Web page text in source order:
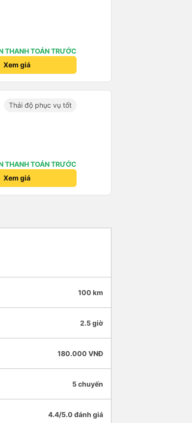
THANH TOÁN TRƯỚC
Xem giá
Thái độ phục vụ tốt
THANH TOÁN TRƯỚC
Xem giá
100 km
2.5 giờ
180.000 VNĐ
5 chuyến
4.4/5.0 đánh giá